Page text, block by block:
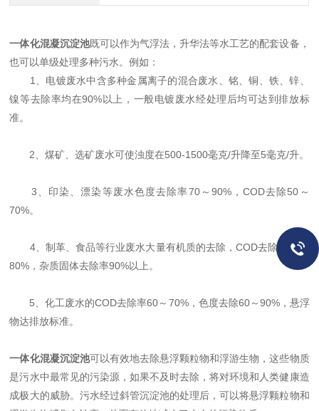
一体化混凝沉淀池既可以作为气浮法，升华法等水工艺的配套设备，
也可以单级处理多种污水。例如：
1、电镀废水中含多种金属离子的混合废水、铭、铜、铁、锌、
镍等去除率均在90%以上，一般电镀废水经处理后均可达到排放标
准。
2、煤矿、选矿废水可使浊度在500-1500毫克/升降至5毫克/升。
3、印染、漂染等废水色度去除率70～90%，COD去除50～
70%。
4、制革、食品等行业废水大量有机质的去除，COD去除率50～
80%，杂质固体去除率90%以上。
5、化工废水的COD去除率60～70%，色度去除60～90%，悬浮
物达排放标准。
一体化混凝沉淀池可以有效地去除悬浮颗粒物和浮游生物，这些物质
是污水中最常见的污染源，如果不及时去除，将对环境和人类健康造
成极大的威胁。污水经过斜管沉淀池的处理后，可以将悬浮颗粒物和